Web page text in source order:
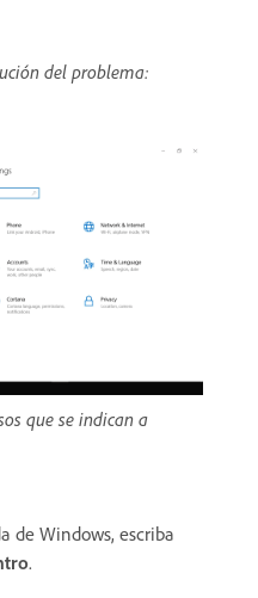
del problema:
que se indican a
de Windows, escriba
.